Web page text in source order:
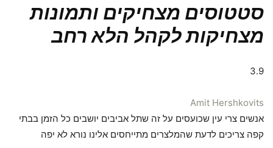
סטטוסים מצחיקים ותמונות
מצחיקות לקהל הלא רחב
3.9
Amit Hershkovits
אנשים צרי עין שכועסים על זה שתל אביבים יושבים כל הזמן בבתי
קפה צריכים לדעת שהמלצרים מתייחסים אלינו נורא לא יפה